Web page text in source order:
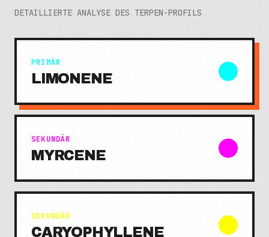
DETAILLIERTE ANALYSE DES TERPEN-PROFILS
PRIMÄR
LIMONENE
SEKUNDÄR
MYRCENE
SEKUNDÄR
CARYOPHYLLENE